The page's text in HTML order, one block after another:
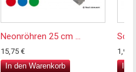
Neonröhren 25 cm ...
15,75 €
In den Warenkorb
1,94
In